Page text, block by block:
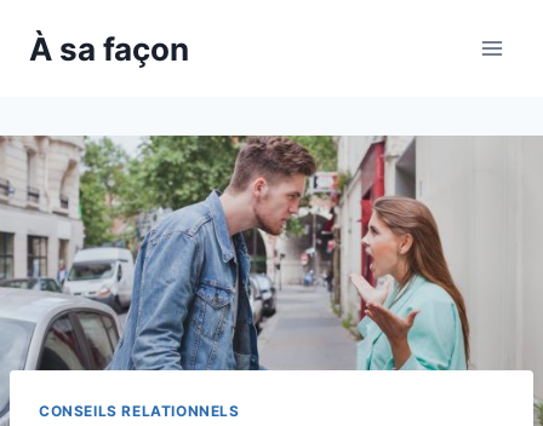
À sa façon
CONSEILS RELATIONNELS